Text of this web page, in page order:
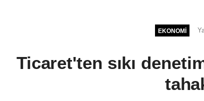
EKONOMI
Ticaret'ten sıkı